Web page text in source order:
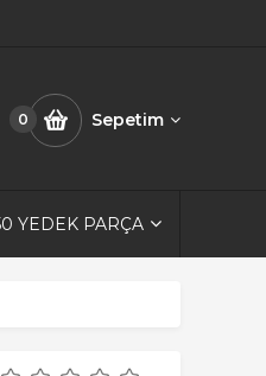
0 Sepetim
YEDEK PARÇA